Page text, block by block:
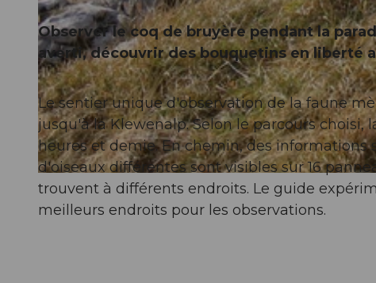
Observer le coq de bruyère pendant la
averti, découvrir des bouquetins en liberté
Le sentier unique d'observation de la faune
jusqu'à la Klewenalp. Selon le parcours
heures et demie. En chemin, des
d'oiseaux différentes sont visibles sur 16
trouvent à différents endroits. Le guide
meilleurs endroits pour les observations.